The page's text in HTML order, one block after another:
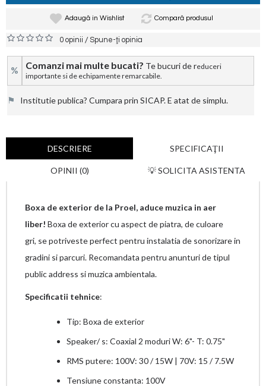
Adaugă in Wishlist Compară produsul
0 opinii /Spune-ţi opinia
% Comanzi mai multe bucati? Te bucuri de reduceri
importante si de echipamente remarcabile.
⚑ Institutie publica? Cumpara prin SICAP. E atat de simplu.
DESCRIERE SPECIFICAŢII
OPINII (0) 💡 SOLICITA ASISTENTA
Boxa de exterior de la Proel, aduce muzica in aer
liber! Boxa de exterior cu aspect de piatra, de culoare
gri, se potriveste perfect pentru instalatia de sonorizare in
gradini si parcuri. Recomandata pentru anunturi de tipul
public address si muzica ambientala.
Specificatii tehnice:
Tip: Boxa de exterior
Speaker/ s: Coaxial 2 moduri W: 6"- T: 0.75"
RMS putere: 100V: 30 / 15W | 70V: 15 / 7.5W
Tensiune constanta: 100V